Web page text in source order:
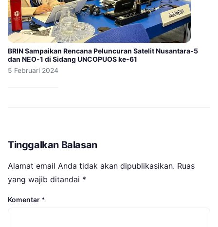
BRIN Sampaikan Rencana Peluncuran Satelit Nusantara-5
dan NEO-1 di Sidang UNCOPUOS ke-61
5 Februari 2024
Tinggalkan Balasan
Alamat email Anda tidak akan dipublikasikan. Ruas
yang wajib ditandai *
Komentar *